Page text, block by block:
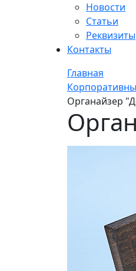
Новости
Статьи
Реквизиты
Контакты
Главная
Органайзер